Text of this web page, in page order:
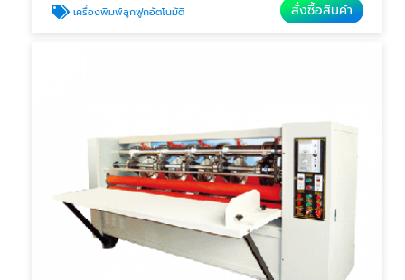
เครื่องพิมพ์ลูกฟูกอัตโนมัติ สั่งซื้อสินค้า